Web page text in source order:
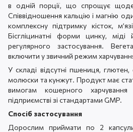
в одній порції, що спрощує
Співвідношення кальцію і магнію
комплексну підтримку кісток,
Бісгліцинатні форми цинку,
регулярного застосування.
включити у звичний режим
У складі відсутні пшениця,
молюски та кунжут. Продукт має
вимогам кошерного харчування
підприємстві зі стандартами GMP.
Спосіб застосування
Дорослим приймати по 2